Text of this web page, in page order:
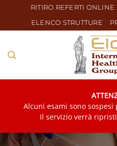
contenuti
RITIRO REFERTI ONLINE
ELENCO STRUTTURE
Alcuni esami sono
Il servizio verrà